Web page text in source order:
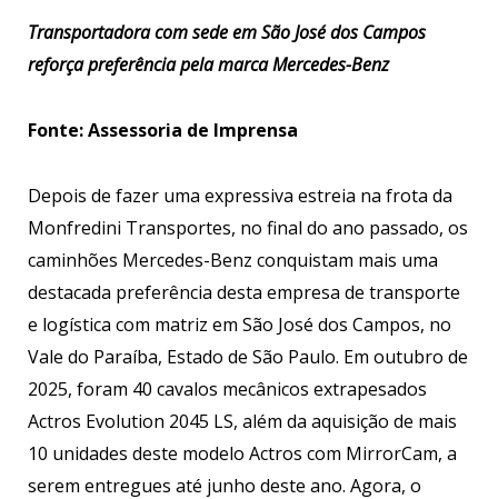
Transportadora com sede em São José dos Campos
reforça preferência pela marca Mercedes-Benz
Fonte: Assessoria de Imprensa
Depois de fazer uma expressiva estreia na frota da
Monfredini Transportes, no final do ano passado, os
caminhões Mercedes-Benz conquistam mais uma
destacada preferência desta empresa de transporte
e logística com matriz em São José dos Campos, no
Vale do Paraíba, Estado de São Paulo. Em outubro de
2025, foram 40 cavalos mecânicos extrapesados
Actros Evolution 2045 LS, além da aquisição de mais
10 unidades deste modelo Actros com MirrorCam, a
serem entregues até junho deste ano. Agora, o